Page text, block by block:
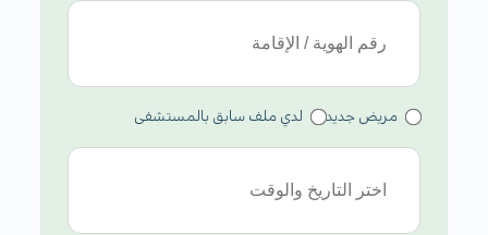
مريض جديد لدي ملف سابق بالمستشفى